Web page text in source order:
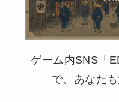
ゲーム内SNS「
で、あなた